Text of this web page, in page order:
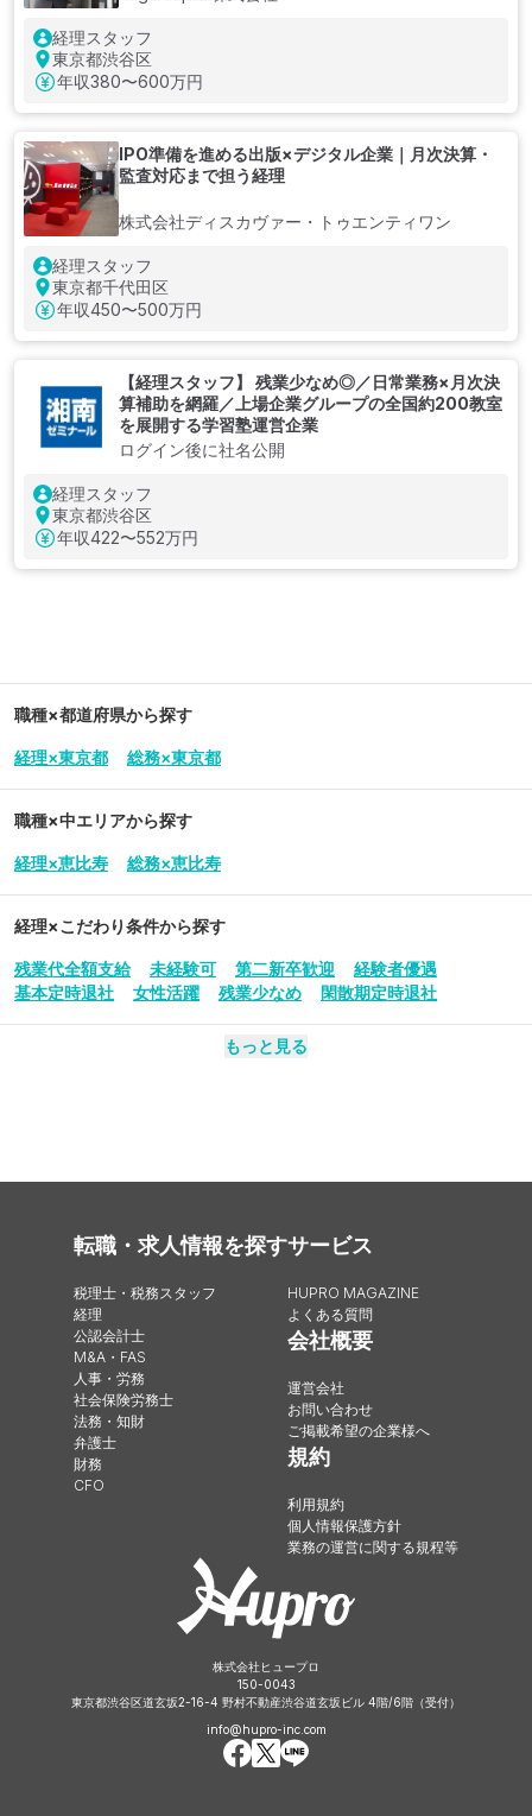
経理スタッフ
東京都渋谷区
年収380〜600万円
IPO準備を進める出版×デジタル企業｜月次決算・
監査対応まで担う経理
株式会社ディスカヴァー・トゥエンティワン
経理スタッフ
東京都千代田区
年収450〜500万円
【経理スタッフ】 残業少なめ◎／日常業務×月次決
算補助を網羅／上場企業グループの全国約200教室
を展開する学習塾運営企業
ログイン後に社名公開
経理スタッフ
東京都渋谷区
年収422〜552万円
職種×都道府県から探す
経理×東京都 総務×東京都
職種×中エリアから探す
経理×恵比寿 総務×恵比寿
経理×こだわり条件から探す
残業代全額支給 未経験可 第二新卒歓迎
経験者優遇
基本定時退社
女性活躍 残業少なめ 閑散期定時退社
もっと見る
転職・求人情報を探す
税理士・税務スタッフ
経理
公認会計士
M&A・FAS
人事・労務
社会保険労務士
法務・知財
弁護士
財務
CFO
サービス
HUPRO MAGAZINE
よくある質問
会社概要
運営会社
お問い合わせ
ご掲載希望の企業様へ
規約
利用規約
個人情報保護方針
業務の運営に関する規程等
株式会社ヒュープロ
150-0043
東京都渋谷区道玄坂2-16-4 野村不動産渋谷道玄坂ビル 4階/6階（受付）
info@hupro-inc.com